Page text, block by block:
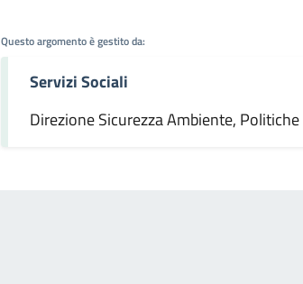
Questo argomento è gestito da:
Servizi Sociali
Direzione Sicurezza Ambiente, Politiche